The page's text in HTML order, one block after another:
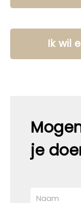
Ik wil
je